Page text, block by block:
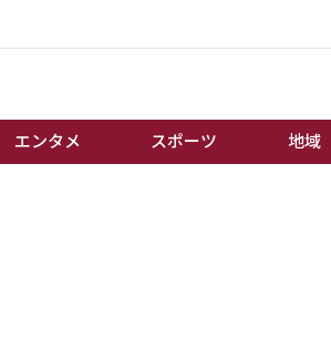
エンタメ スポーツ 地域